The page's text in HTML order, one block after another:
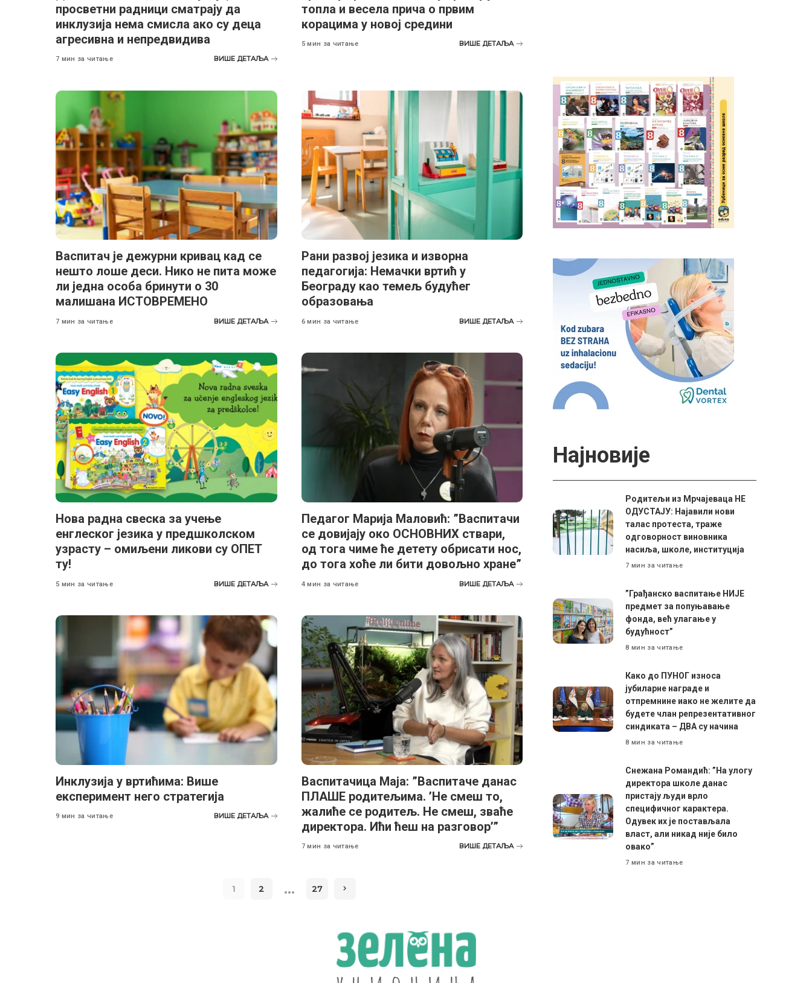
просветни радници сматрају да
инклузија нема смисла ако су деца
агресивна и непредвидива
7 мин за читање ВИШЕ ДЕТАЉА
топла и весела прича о првим
корацима у новој средини
5 мин за читање ВИШЕ ДЕТАЉА
Васпитач је дежурни кривац кад се
нешто лоше деси. Нико не пита може
ли једна особа бринути о 30
малишана ИСТОВРЕМЕНО
7 мин за читање ВИШЕ ДЕТАЉА
Рани развој језика и изворна
педагогија: Немачки вртић у
Београду као темељ будућег
образовања
6 мин за читање ВИШЕ ДЕТАЉА
Нова радна свеска за учење
енглеског језика у предшколском
узрасту – омиљени ликови су ОПЕТ
ту!
5 мин за читање ВИШЕ ДЕТАЉА
Педагог Марија Маловић: ”Васпитачи
се довијају око ОСНОВНИХ ствари,
од тога чиме ће детету обрисати нос,
до тога хоће ли бити довољно хране”
4 мин за читање ВИШЕ ДЕТАЉА
Инклузија у вртићима: Више
експеримент него стратегија
9 мин за читање ВИШЕ ДЕТАЉА
Васпитачица Маја: ”Васпитаче данас
ПЛАШЕ родитељима. ’Не смеш то,
жалиће се родитељ. Не смеш, зваће
директора. Ићи ћеш на разговор’”
7 мин за читање ВИШЕ ДЕТАЉА
1 2 … 27
Најновије
Родитељи из Мрчајеваца НЕ
ОДУСТАЈУ: Најавили нови
талас протеста, траже
одговорност виновника
насиља, школе, институција
7 мин за читање
”Грађанско васпитање НИЈЕ
предмет за попуњавање
фонда, већ улагање у
будућност”
8 мин за читање
Како до ПУНОГ износа
јубиларне награде и
отпремнине иако не желите да
будете члан репрезентативног
синдиката – ДВА су начина
8 мин за читање
Снежана Романдић: ”На улогу
директора школе данас
пристају људи врло
специфичног карактера.
Одувек их је постављала
власт, али никад није било
овако”
7 мин за читање